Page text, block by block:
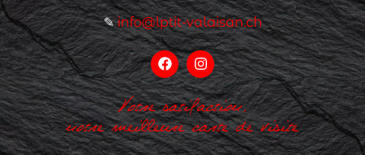
✎info@lptit-valaisan.ch
Votre satifaction,
notre meilleure carte de visite